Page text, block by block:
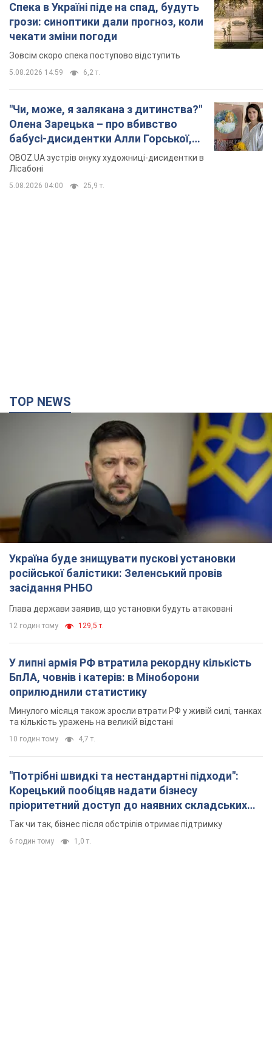
Спека в Україні піде на спад, будуть
грози: синоптики дали прогноз, коли
чекати зміни погоди
Зовсім скоро спека поступово відступить
5.08.2026 14:59 6,2 т.
"Чи, може, я залякана з дитинства?"
Олена Зарецька – про вбивство
бабусі-дисидентки Алли Горської,
критику Дмитра Стуса та втечу в
Португалію з 5 дітьми
OBOZ.UA зустрів онуку художниці-дисидентки в
Лісабоні
5.08.2026 04:00 25,9 т.
TOP NEWS
Україна буде знищувати пускові установки
російської балістики: Зеленський провів
засідання РНБО
Глава держави заявив, що установки будуть атаковані
12 годин тому 129,5 т.
У липні армія РФ втратила рекордну кількість
БпЛА, човнів і катерів: в Міноборони
оприлюднили статистику
Минулого місяця також зросли втрати РФ у живій силі, танках
та кількість уражень на великій відстані
10 годин тому 4,7 т.
"Потрібні швидкі та нестандартні підходи":
Корецький пообіцяв надати бізнесу
пріоритетний доступ до наявних складських
приміщень
Так чи так, бізнес після обстрілів отримає підтримку
6 годин тому 1,0 т.